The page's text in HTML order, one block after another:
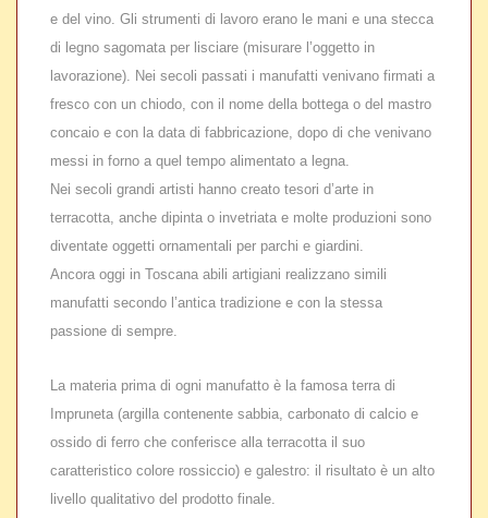
e del vino. Gli strumenti di lavoro erano le mani e una stecca
di legno sagomata per lisciare (misurare l’oggetto in
lavorazione). Nei secoli passati i manufatti venivano firmati a
fresco con un chiodo, con il nome della bottega o del mastro
concaio e con la data di fabbricazione, dopo di che venivano
messi in forno a quel tempo alimentato a legna.
Nei secoli grandi artisti hanno creato tesori d’arte in
terracotta, anche dipinta o invetriata e molte produzioni sono
diventate oggetti ornamentali per parchi e giardini.
Ancora oggi in Toscana abili artigiani realizzano simili
manufatti secondo l’antica tradizione e con la stessa
passione di sempre.
La materia prima di ogni manufatto è la famosa terra di
Impruneta (argilla contenente sabbia, carbonato di calcio e
ossido di ferro che conferisce alla terracotta il suo
caratteristico colore rossiccio) e galestro: il risultato è un alto
livello qualitativo del prodotto finale.